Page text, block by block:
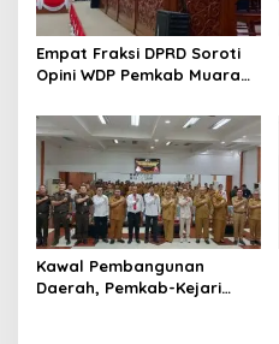
Empat Fraksi DPRD Soroti
Opini WDP Pemkab Muara
Kelola Keuangan
Kawal Pembangunan
Daerah, Pemkab-Kejari